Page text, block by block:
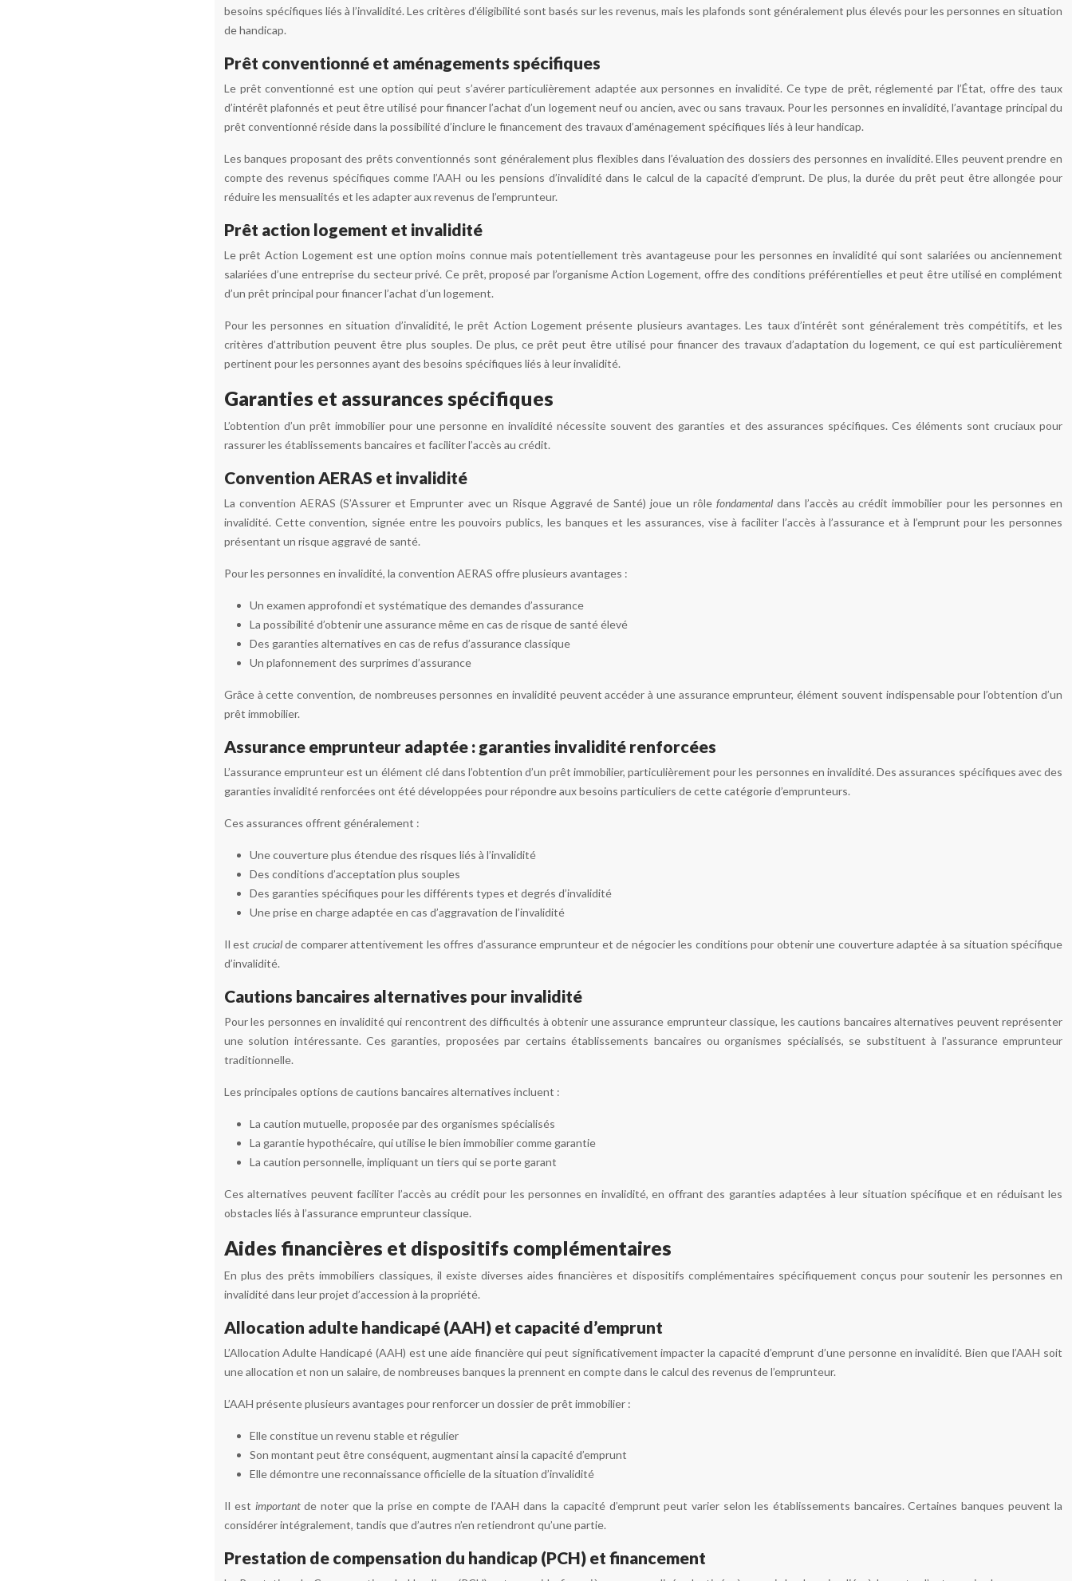
besoins spécifiques liés à l’invalidité. Les critères d’éligibilité sont basés sur les revenus, mais les plafonds sont généralement plus élevés pour les personnes en situation
de handicap.
Prêt conventionné et aménagements spécifiques
Le prêt conventionné est une option qui peut s’avérer particulièrement adaptée aux personnes en invalidité. Ce type de prêt, réglementé par l’État, offre des taux
d’intérêt plafonnés et peut être utilisé pour financer l’achat d’un logement neuf ou ancien, avec ou sans travaux. Pour les personnes en invalidité, l’avantage principal du
prêt conventionné réside dans la possibilité d’inclure le financement des travaux d’aménagement spécifiques liés à leur handicap.
Les banques proposant des prêts conventionnés sont généralement plus flexibles dans l’évaluation des dossiers des personnes en invalidité. Elles peuvent prendre en
compte des revenus spécifiques comme l’AAH ou les pensions d’invalidité dans le calcul de la capacité d’emprunt. De plus, la durée du prêt peut être allongée pour
réduire les mensualités et les adapter aux revenus de l’emprunteur.
Prêt action logement et invalidité
Le prêt Action Logement est une option moins connue mais potentiellement très avantageuse pour les personnes en invalidité qui sont salariées ou anciennement
salariées d’une entreprise du secteur privé. Ce prêt, proposé par l’organisme Action Logement, offre des conditions préférentielles et peut être utilisé en complément
d’un prêt principal pour financer l’achat d’un logement.
Pour les personnes en situation d’invalidité, le prêt Action Logement présente plusieurs avantages. Les taux d’intérêt sont généralement très compétitifs, et les
critères d’attribution peuvent être plus souples. De plus, ce prêt peut être utilisé pour financer des travaux d’adaptation du logement, ce qui est particulièrement
pertinent pour les personnes ayant des besoins spécifiques liés à leur invalidité.
Garanties et assurances spécifiques
L’obtention d’un prêt immobilier pour une personne en invalidité nécessite souvent des garanties et des assurances spécifiques. Ces éléments sont cruciaux pour
rassurer les établissements bancaires et faciliter l’accès au crédit.
Convention AERAS et invalidité
La convention AERAS (S’Assurer et Emprunter avec un Risque Aggravé de Santé) joue un rôle fondamental dans l’accès au crédit immobilier pour les personnes en
invalidité. Cette convention, signée entre les pouvoirs publics, les banques et les assurances, vise à faciliter l’accès à l’assurance et à l’emprunt pour les personnes
présentant un risque aggravé de santé.
Pour les personnes en invalidité, la convention AERAS offre plusieurs avantages :
Un examen approfondi et systématique des demandes d’assurance
La possibilité d’obtenir une assurance même en cas de risque de santé élevé
Des garanties alternatives en cas de refus d’assurance classique
Un plafonnement des surprimes d’assurance
Grâce à cette convention, de nombreuses personnes en invalidité peuvent accéder à une assurance emprunteur, élément souvent indispensable pour l’obtention d’un
prêt immobilier.
Assurance emprunteur adaptée : garanties invalidité renforcées
L’assurance emprunteur est un élément clé dans l’obtention d’un prêt immobilier, particulièrement pour les personnes en invalidité. Des assurances spécifiques avec des
garanties invalidité renforcées ont été développées pour répondre aux besoins particuliers de cette catégorie d’emprunteurs.
Ces assurances offrent généralement :
Une couverture plus étendue des risques liés à l’invalidité
Des conditions d’acceptation plus souples
Des garanties spécifiques pour les différents types et degrés d’invalidité
Une prise en charge adaptée en cas d’aggravation de l’invalidité
Il est crucialde comparer attentivement les offres d’assurance emprunteur et de négocier les conditions pour obtenir une couverture adaptée à sa situation spécifique
d’invalidité.
Cautions bancaires alternatives pour invalidité
Pour les personnes en invalidité qui rencontrent des difficultés à obtenir une assurance emprunteur classique, les cautions bancaires alternatives peuvent représenter
une solution intéressante. Ces garanties, proposées par certains établissements bancaires ou organismes spécialisés, se substituent à l’assurance emprunteur
traditionnelle.
Les principales options de cautions bancaires alternatives incluent :
La caution mutuelle, proposée par des organismes spécialisés
La garantie hypothécaire, qui utilise le bien immobilier comme garantie
La caution personnelle, impliquant un tiers qui se porte garant
Ces alternatives peuvent faciliter l’accès au crédit pour les personnes en invalidité, en offrant des garanties adaptées à leur situation spécifique et en réduisant les
obstacles liés à l’assurance emprunteur classique.
Aides financières et dispositifs complémentaires
En plus des prêts immobiliers classiques, il existe diverses aides financières et dispositifs complémentaires spécifiquement conçus pour soutenir les personnes en
invalidité dans leur projet d’accession à la propriété.
Allocation adulte handicapé (AAH) et capacité d’emprunt
L’Allocation Adulte Handicapé (AAH) est une aide financière qui peut significativement impacter la capacité d’emprunt d’une personne en invalidité. Bien que l’AAH soit
une allocation et non un salaire, de nombreuses banques la prennent en compte dans le calcul des revenus de l’emprunteur.
L’AAH présente plusieurs avantages pour renforcer un dossier de prêt immobilier :
Elle constitue un revenu stable et régulier
Son montant peut être conséquent, augmentant ainsi la capacité d’emprunt
Elle démontre une reconnaissance officielle de la situation d’invalidité
Il est importantde noter que la prise en compte de l’AAH dans la capacité d’emprunt peut varier selon les établissements bancaires. Certaines banques peuvent la
considérer intégralement, tandis que d’autres n’en retiendront qu’une partie.
Prestation de compensation du handicap (PCH) et financement